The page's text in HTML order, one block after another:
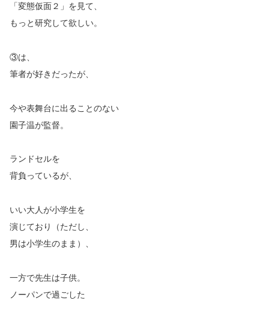
「変態仮面２」を見て、
もっと研究して欲しい。
③は、
筆者が好きだったが、
今や表舞台に出ることのない
園子温が監督。
ランドセルを
背負っているが、
いい大人が小学生を
演じており（ただし、
男は小学生のまま）、
一方で先生は子供。
ノーパンで過ごした